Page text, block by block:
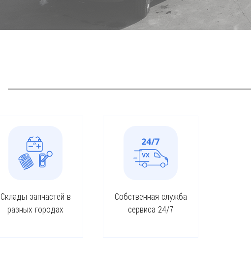
Склады запчастей в
разных городах
Собственная служба
сервиса 24/7